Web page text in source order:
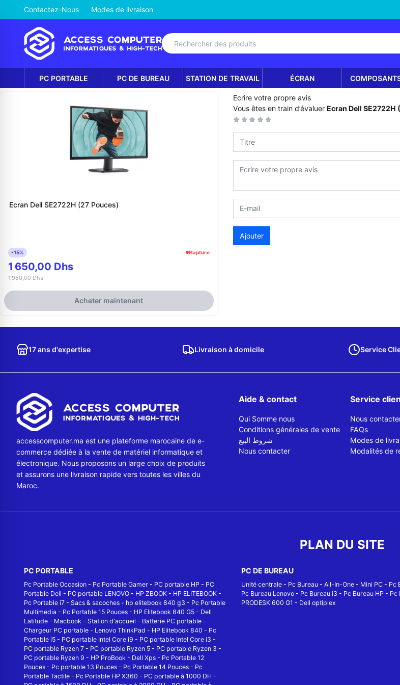
Contactez-Nous Modes de livraison
PC PORTABLE PC DE BUREAU STATION DE TRAVAIL ÉCRAN
Ecran Dell SE2722H (27 Pouces)
-15% Rupture
1 650,00 Dhs
1 950,00 Dhs
Acheter maintenant
Ecrire votre propre avis
Vous êtes en train d’évaluer Ecran Dell SE2722H
Ajouter
17 ans d'expertise Livraison à domicile Service
accesscomputer.ma est une plateforme marocaine de e-
commerce dédiée à la vente de matériel informatique et
électronique. Nous proposons un large choix de produits
et assurons une livraison rapide vers toutes les villes du
Maroc.
Aide & contact
Qui Somme nous
Conditions générales de vente
شروط البيع
Nous contacter
Service
Nous
FAQs
Modes de
Modalités de
PLAN DU SITE
PC PORTABLE
Pc Portable Occasion - Pc Portable Gamer - PC portable HP - PC
Portable Dell - PC portable LENOVO - HP ZBOOK - HP ELITEBOOK -
Pc Portable i7 - Sacs & sacoches - hp elitebook 840 g3 - Pc Portable
Multimedia - Pc Portable 15 Pouces - HP Elitebook 840 G5 - Dell
Latitude - Macbook - Station d'accueil - Batterie PC portable -
Chargeur PC portable - Lenovo ThinkPad - HP Elitebook 840 - Pc
Portable i5 - PC portable Intel Core i9 - PC portable Intel Core i3 -
PC portable Ryzen 7 - PC portable Ryzen 5 - PC portable Ryzen 3 -
PC portable Ryzen 9 - HP ProBook - Dell Xps - Pc Portable 12
Pouces - Pc portable 13 Pouces - Pc Portable 14 Pouces - Pc
Portable Tactile - Pc Portable HP X360 - PC portable à 1000 DH -
PC DE BUREAU
Unité centrale- Pc Bureau- All-In-One- Mini PC- Pc
Pc Bureau Lenovo- Pc Bureau i3 - Pc Bureau HP - Pc
PRODESK 600 G1 - Dell optiplex